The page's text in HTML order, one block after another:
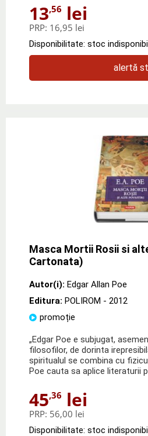
13,56 lei
PRP: 16,95 lei
Disponibilitate: stoc
alertă
Masca Mortii Rosii si
Cartonata)
Autor(i): Edgar Allan Poe
Editura: POLIROM - 2012
promoție
„Edgar Poe e subjugat,
filosofilor, de dorinta
spiritualul se combina cu
Poe cauta sa aplice literaturii
45,36 lei
PRP: 56,00 lei
Disponibilitate: stoc